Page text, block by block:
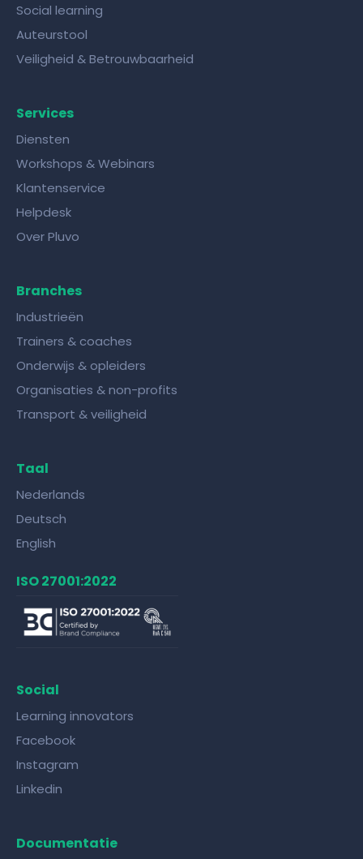
Social learning
Auteurstool
Veiligheid & Betrouwbaarheid
Services
Diensten
Workshops & Webinars
Klantenservice
Helpdesk
Over Pluvo
Branches
Industrieën
Trainers & coaches
Onderwijs & opleiders
Organisaties & non-profits
Transport & veiligheid
Taal
Nederlands
Deutsch
English
ISO 27001:2022
Social
Learning innovators
Facebook
Instagram
Linkedin
Documentatie